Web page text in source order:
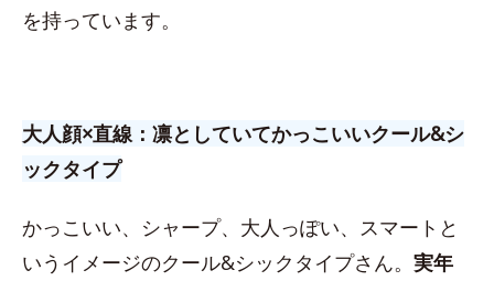
を持っています。
大人顔×直線：凛としていてかっこいいクール&シ
ックタイプ
かっこいい、シャープ、大人っぽい、スマートと
いうイメージのクール&シックタイプさん。 実年